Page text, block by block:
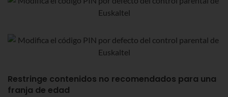
Restringe contenidos no recomendados para una
franja de edad